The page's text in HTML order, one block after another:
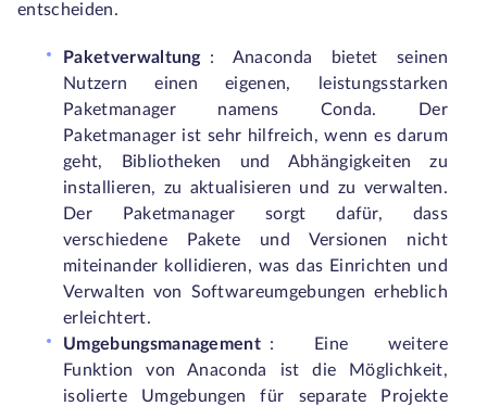
entscheiden.
Paketverwaltung : Anaconda bietet seinen
Nutzern einen eigenen, leistungsstarken
Paketmanager namens Conda. Der
Paketmanager ist sehr hilfreich, wenn es darum
geht, Bibliotheken und Abhängigkeiten zu
installieren, zu aktualisieren und zu verwalten.
Der Paketmanager sorgt dafür, dass
verschiedene Pakete und Versionen nicht
miteinander kollidieren, was das Einrichten und
Verwalten von Softwareumgebungen erheblich
erleichtert.
Umgebungsmanagement : Eine weitere
Funktion von Anaconda ist die Möglichkeit,
isolierte Umgebungen für separate Projekte